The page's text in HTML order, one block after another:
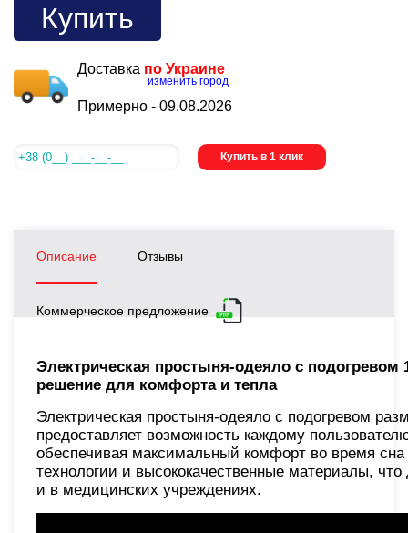
Купить
Доставка по Украине
изменить город
Примерно - 09.08.2026
Купить в 1 клик
Описание Отзывы
Коммерческое предложение
Электрическая простыня-одеяло с
решение для комфорта и тепла
Электрическая простыня-одеяло с подогревом
предоставляет возможность каждому
обеспечивая максимальный комфорт во время
технологии и высококачественные материалы,
и в медицинских учреждениях.​